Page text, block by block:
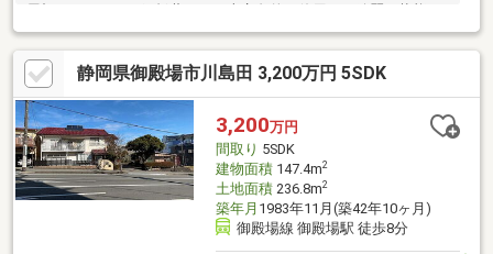
維持 購入手続は地元で可
静岡県御殿場市川島田 3,200万円 5SDK
3,200万円
間取り 5SDK
建物面積147.4m2
土地面積236.8m2
築年月 1983年11月(築42年10ヶ月)
御殿場線 御殿場駅 徒歩8分